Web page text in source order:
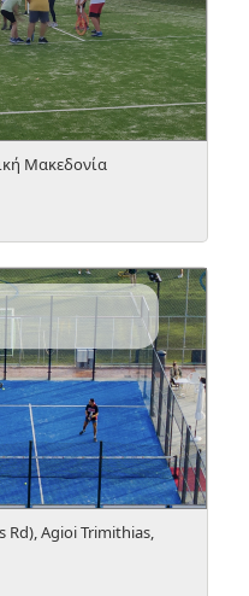
Μακεδονία
Agioi Trimithias,